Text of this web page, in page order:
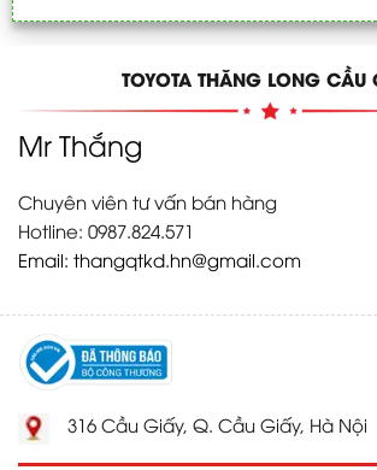
TOYOTA THĂNG LONG CẦU
Mr Thắng
Chuyên viên tư vấn bán hàng
Hotline: 0987.824.571
Email: thangqtkd.hn@gmail.com
316 Cầu Giấy, Q. Cầu Giấy, Hà Nội